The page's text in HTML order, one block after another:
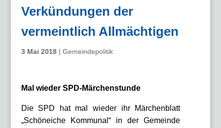
Verkündungen der
vermeintlich Allmächtigen
3 Mai 2018| Gemeindepolitik
Mal wieder SPD-Märchenstunde
Die SPD hat mal wieder ihr Märchenblatt
„Schöneiche Kommunal“ in der Gemeinde